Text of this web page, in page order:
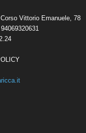
Vittorio Emanuele, 78